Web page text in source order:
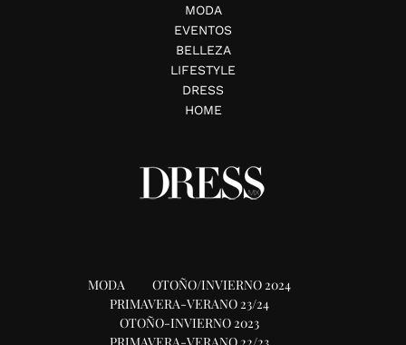
MODA
EVENTOS
BELLEZA
LIFESTYLE
DRESS
HOME
MODA
OTOÑO/INVIERNO 2024
PRIMAVERA-VERANO 23/24
OTOÑO-INVIERNO 2023
PRIMAVERA-VERANO 22/23